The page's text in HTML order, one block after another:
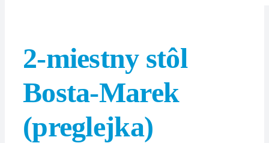
2-miestny stôl
Bosta-Marek
(preglejka)